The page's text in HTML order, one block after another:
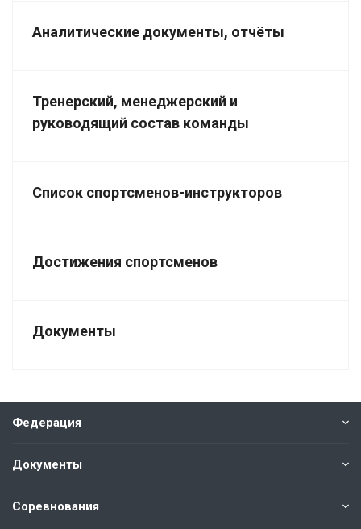
Аналитические документы, отчёты
Тренерский, менеджерский и
руководящий состав команды
Список спортсменов-инструкторов
Достижения спортсменов
Документы
Федерация
Документы
Соревнования